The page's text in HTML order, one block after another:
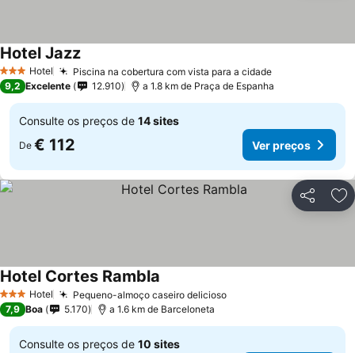
3 EstrelasHotel Piscina na cobertura com vista para a cidadeVer preços
Hotel JazzVer preços
9,2 Excelente 12.910 a 1.8 km de Praça de Espanha
Consulte os preços de 14 sites
De € 112 Ver preços
Partilhar
3 EstrelasHotel Pequeno-almoço caseiro deliciosoVer preços
Hotel Cortes Rambla
7,9 Boa 5.170 a 1.6 km de Barceloneta
Consulte os preços de 10 sites